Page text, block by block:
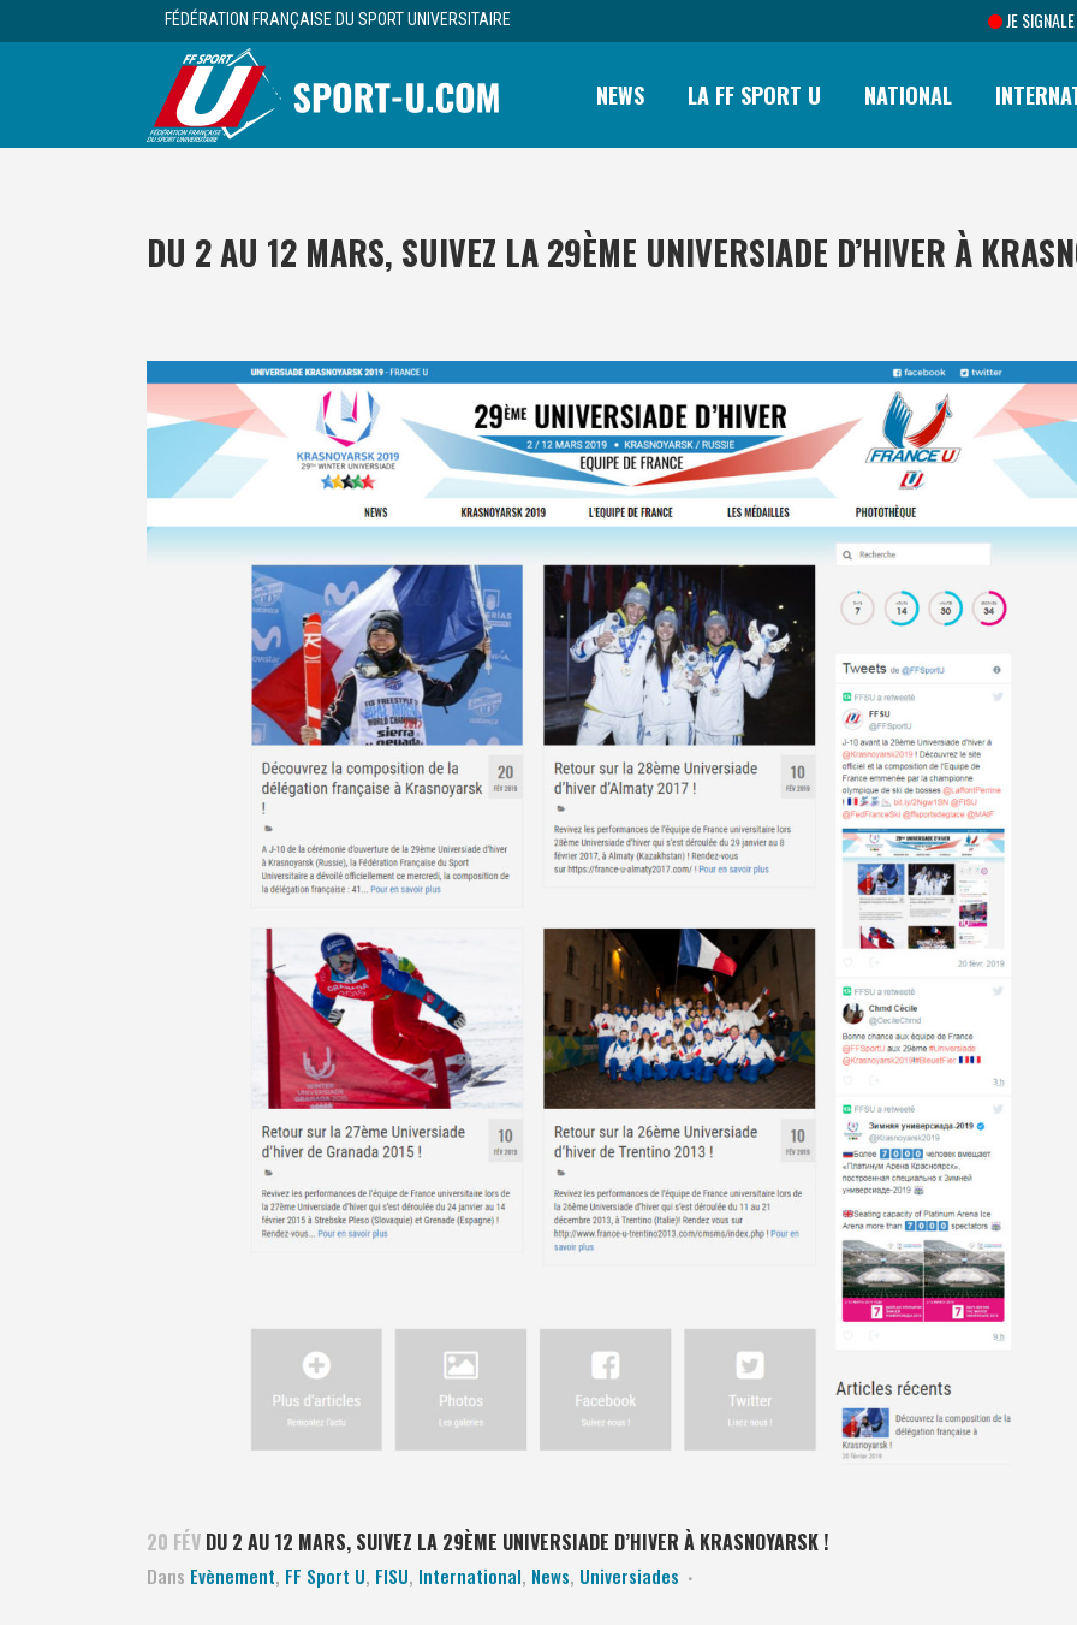
FÉDÉRATION FRANÇAISE DU SPORT UNIVERSITAIRE JE SIGNALE
NEWS LA FF SPORT U NATIONAL
DU 2 AU 12 MARS, SUIVEZ LA 29ÈME UNIVERSIADE D’HIVER À
20 FÉV DU 2 AU 12 MARS, SUIVEZ LA 29ÈME UNIVERSIADE D’HIVER À KRASNOYARSK !
Dans Evènement, FF Sport U, FISU, International, News, Universiades